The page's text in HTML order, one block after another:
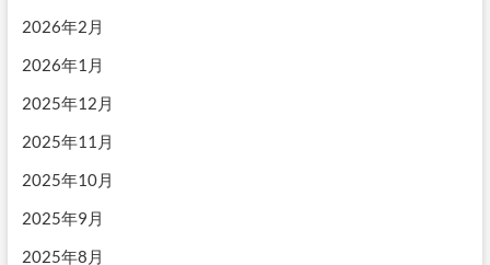
2026年2月
2026年1月
2025年12月
2025年11月
2025年10月
2025年9月
2025年8月